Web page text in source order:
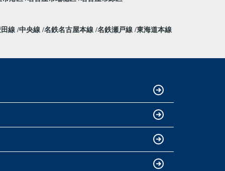
線 中央線 名鉄名古屋本線 名鉄瀬戸線 東海道本線